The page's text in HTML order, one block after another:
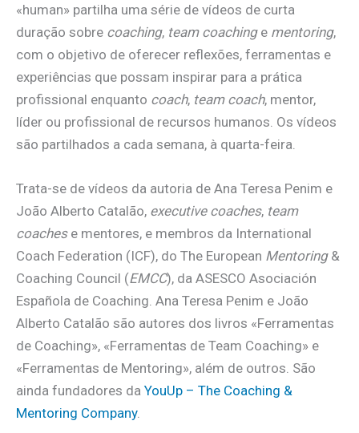
«human» partilha uma série de vídeos de curta
duração sobre coaching, team coachinge mentoring,
com o objetivo de oferecer reflexões, ferramentas e
experiências que possam inspirar para a prática
profissional enquanto coach, team coach, mentor,
líder ou profissional de recursos humanos. Os vídeos
são partilhados a cada semana, à quarta-feira.
Trata-se de vídeos da autoria de Ana Teresa Penim e
João Alberto Catalão, executive coaches, team
coachese mentores, e membros da International
Coach Federation (ICF), do The European Mentoring&
Coaching Council (EMCC), da ASESCO Asociación
Española de Coaching. Ana Teresa Penim e João
Alberto Catalão são autores dos livros «Ferramentas
de Coaching», «Ferramentas de Team Coaching» e
«Ferramentas de Mentoring», além de outros. São
ainda fundadores da YouUp – The Coaching &
Mentoring Company.